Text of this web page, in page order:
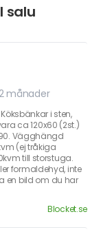
salu
månader
i sten,
ca 120x60 (2st.)
Vägghängd
(ej tråkiga
till storstuga.
formaldehyd, inte
en bild om du har
Blocket.se